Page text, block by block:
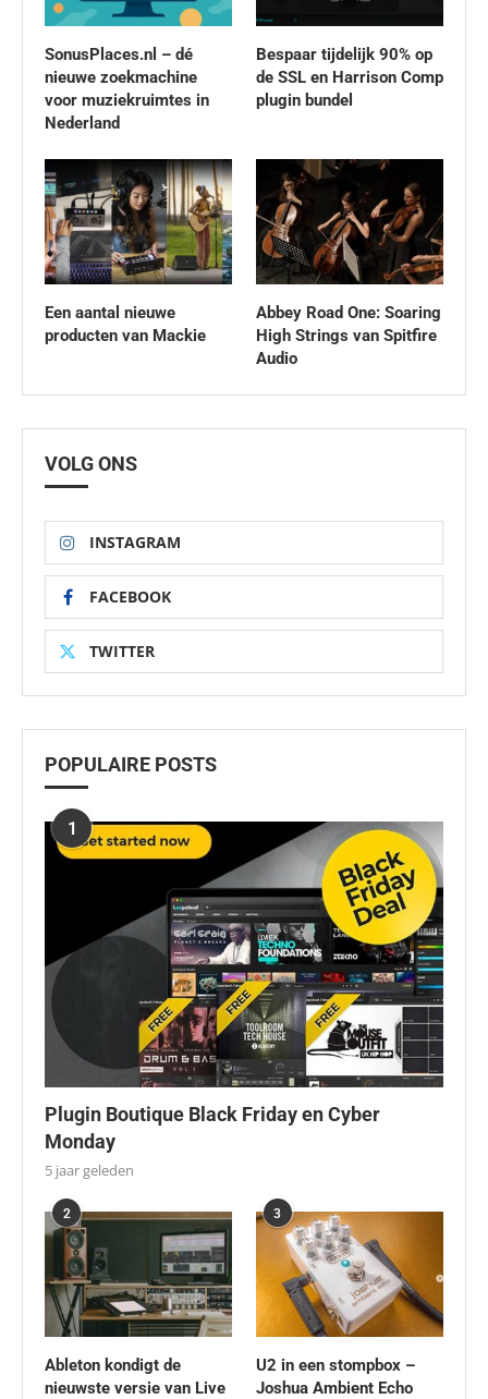
SonusPlaces.nl – dé
nieuwe zoekmachine
voor muziekruimtes in
Nederland
Bespaar tijdelijk 90% op
de SSL en Harrison Comp
plugin bundel
Een aantal nieuwe
producten van Mackie
Abbey Road One: Soaring
High Strings van Spitfire
Audio
VOLG ONS
INSTAGRAM
FACEBOOK
TWITTER
POPULAIRE POSTS
1
Plugin Boutique Black Friday en Cyber
Monday
5 jaar geleden
2
Ableton kondigt de
nieuwste versie van Live
3
U2 in een stompbox –
Joshua Ambient Echo